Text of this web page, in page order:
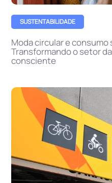
SUSTENTABILIDADE
Moda circular e
Transformando o setor
consciente